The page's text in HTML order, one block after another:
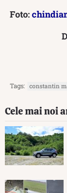
Foto:
Tags: constantin
Cele mai noi